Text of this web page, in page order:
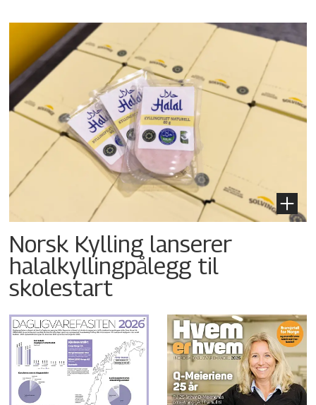
Norsk Kylling lanserer
halalkyllingpålegg til
skolestart